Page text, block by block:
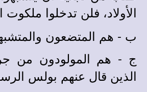
الأولاد، فلن تدخلوا
ب - هم المتضعون
ج - هم المولودون من
الذين قال عنهم بولس